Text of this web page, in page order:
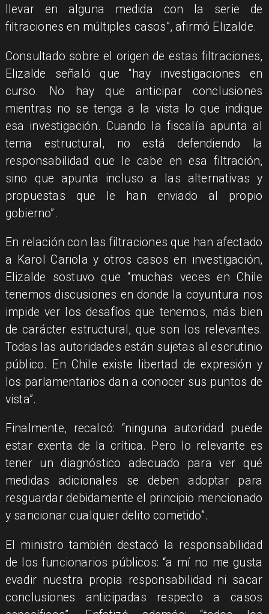
llevar en alguna medida con la serie de
filtraciones en múltiples casos”, afirmó Elizalde.
Consultado sobre el origen de estas filtraciones,
Elizalde señaló que “hay investigaciones en
curso. No hay que anticipar conclusiones
mientras no se tenga a la vista lo que indique
esa investigación. Cuando la fiscalía apunta al
tema estructural, no está defendiendo la
responsabilidad que le cabe en esa filtración,
sino que apunta incluso a las alternativas y
propuestas que le han enviado al propio
gobierno”.
En relación con las filtraciones que han afectado
a Karol Cariola y otros casos en investigación,
Elizalde sostuvo que “muchas veces en Chile
tenemos discusiones en donde la coyuntura nos
impide ver los desafíos que tenemos, más bien
de carácter estructural, que son los relevantes.
Todas las autoridades están sujetas al escrutinio
público. En Chile existe libertad de expresión y
los parlamentarios dan a conocer sus puntos de
vista”.
Finalmente, recalcó: “ninguna autoridad puede
estar exenta de la crítica. Pero lo relevante es
tener un diagnóstico adecuado para ver qué
medidas adicionales se deben adoptar para
resguardar debidamente el principio mencionado
y sancionar cualquier delito cometido”.
El ministro también destacó la responsabilidad
de los funcionarios públicos: “a mí no me gusta
evadir nuestra propia responsabilidad ni sacar
conclusiones anticipadas respecto a casos